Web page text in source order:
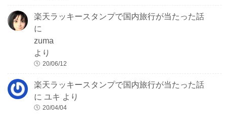
楽天ラッキースタンプで国内旅行が当たった話
に
zuma
より
20/06/12
楽天ラッキースタンプで国内旅行が当たった話
にユキ より
20/04/04